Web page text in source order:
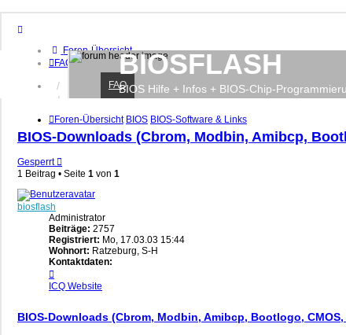
Foren-Übersicht
FAQ
Anmelden
Registrieren
BIOSFLASH
BIOS Hilfe + Infos + BIOS-Chip-
FAQ
Foren-Übersicht BIOS BIOS-Software & Links
BIOS-Downloads (Cbrom, Modbin, Amibcp,
Gesperrt
1 Beitrag • Seite 1 von 1
biosflash
Administrator
Beiträge: 2757
Registriert: Mo, 17.03.03 15:44
Wohnort: Ratzeburg, S-H
Kontaktdaten:
von
biosflash
ICQ Website
BIOS-Downloads (Cbrom, Modbin, Amibcp, Bootlogo, CMOS,